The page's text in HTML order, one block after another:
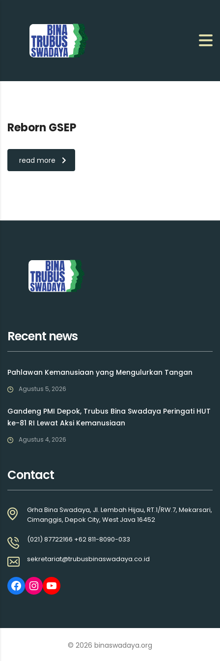
Reborn GSEP
read more
Recent news
Pahlawan Kemanusiaan yang Mengulurkan Tangan
Agustus 5, 2026
Gandeng PMI Depok, Trubus Bina Swadaya Peringati HUT
ke-81 RI Lewat Aksi Kemanusiaan
Agustus 4, 2026
Contact
Grha Bina Swadaya, Jl. Lembah Hijau, RT.1/RW.7, Mekarsari,
Cimanggis, Depok City, West Java 16452
(021) 87722166 +62 811-8090-033
sekretariat@trubusbinaswadaya.co.id
© 2026 binaswadaya.org